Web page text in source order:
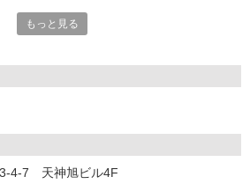
、メールorお電話でご連絡します。
など）・出張面接・事務所面接と選べま
もっと見る
4-7 天神旭ビル4F